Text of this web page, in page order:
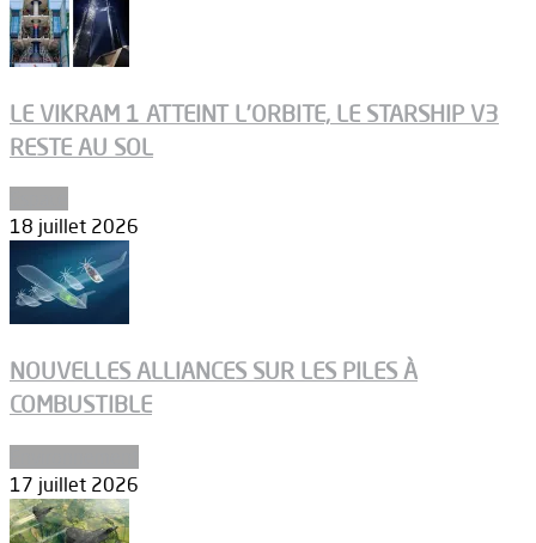
LE VIKRAM 1 ATTEINT L’ORBITE, LE STARSHIP V3
RESTE AU SOL
18 juillet 2026
NOUVELLES ALLIANCES SUR LES PILES À
COMBUSTIBLE
17 juillet 2026